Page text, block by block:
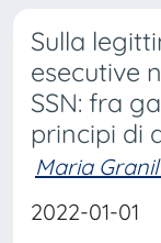
Sulla
esecutive
SSN: fra
principi di
Maria
2022-01-01